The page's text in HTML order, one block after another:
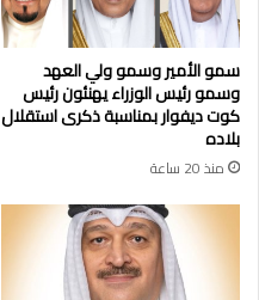
سمو الأمير وسمو ولي العهد
وسمو رئيس الوزراء يهنئون رئيس
كوت ديفوار بمناسبة ذكرى استقلال
بلاده
منذ 20 ساعة